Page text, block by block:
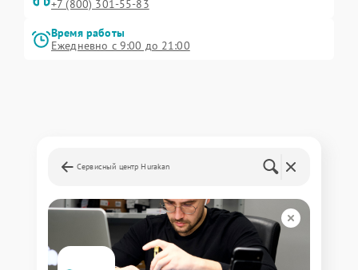
+7 (800) 301-55-83
Время работы
Ежедневно с 9:00 до 21:00
Сервисный центр Hurakan